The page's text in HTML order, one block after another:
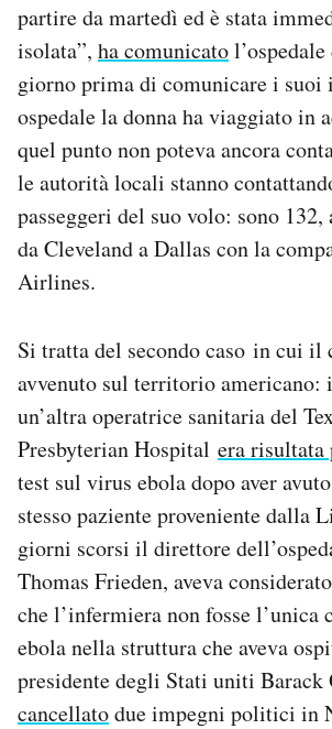
partire da martedì ed è stata
isolata”, ha comunicato
giorno prima di comunicare i
ospedale la donna ha viaggiato in
quel punto non poteva ancora
le autorità locali stanno
passeggeri del suo volo: sono 132,
da Cleveland a Dallas con la
Airlines.
Si tratta del secondo caso in cui il
avvenuto sul territorio americano:
un’altra operatrice sanitaria del
Presbyterian Hospital era
test sul virus ebola dopo aver
stesso paziente proveniente dalla
giorni scorsi il direttore
Thomas Frieden, aveva
che l’infermiera non fosse l’unica
ebola nella struttura che aveva
presidente degli Stati uniti Barack
cancellatodue impegni politici in